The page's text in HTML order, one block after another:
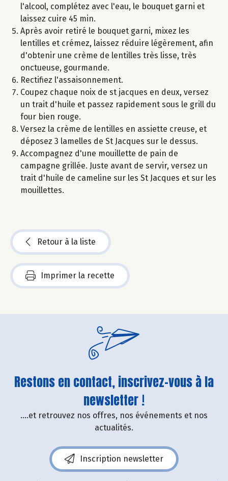
l'alcool, complétez avec l'eau, le bouquet garni et
laissez cuire 45 min.
Après avoir retiré le bouquet garni, mixez les
lentilles et crémez, laissez réduire légèrement, afin
d'obtenir une crème de lentilles très lisse, très
onctueuse, gourmande.
Rectifiez l'assaisonnement.
Coupez chaque noix de st jacques en deux, versez
un trait d'huile et passez rapidement sous le grill du
four bien rouge.
Versez la crème de lentilles en assiette creuse, et
déposez 3 lamelles de St Jacques sur le dessus.
Accompagnez d'une mouillette de pain de
campagne grillée. Juste avant de servir, versez un
trait d'huile de cameline sur les St Jacques et sur les
mouillettes.
Retour à la liste
Imprimer la recette
Restons en contact, inscrivez-vous à la
newsletter !
....et retrouvez nos offres, nos événements et nos
actualités.
Inscription newsletter